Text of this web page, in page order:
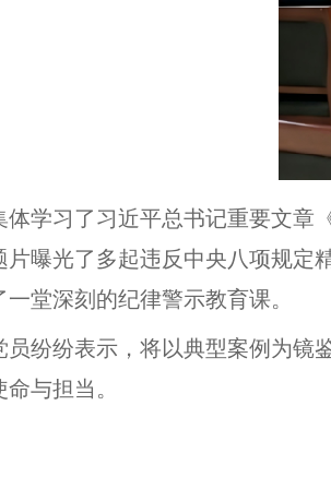
体学习了习近平总书记重要文章
片曝光了多起违反中央八项规定
堂深刻的纪律警示教育课。
员纷纷表示，将以典型案例为镜
与担当。